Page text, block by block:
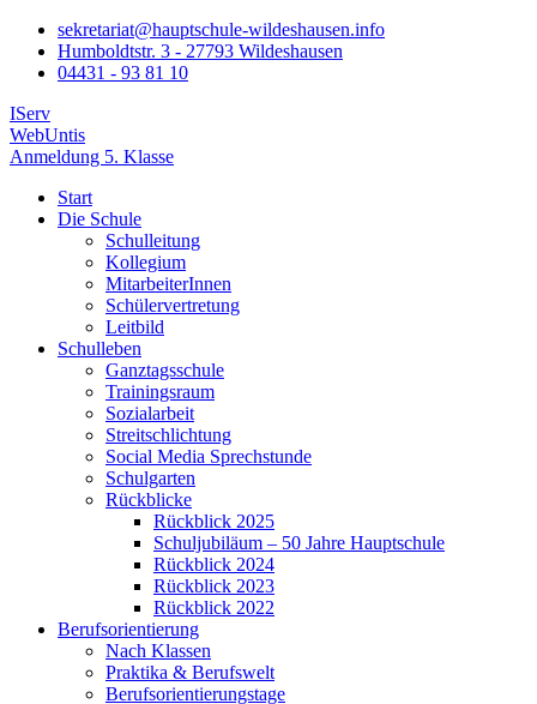
sekretariat@hauptschule-wildeshausen.info
Humboldtstr. 3 - 27793 Wildeshausen
04431 - 93 81 10
IServ
WebUntis
Anmeldung 5. Klasse
Start
Die Schule
Schulleitung
Kollegium
MitarbeiterInnen
Schülervertretung
Leitbild
Schulleben
Ganztagsschule
Trainingsraum
Sozialarbeit
Streitschlichtung
Social Media Sprechstunde
Schulgarten
Rückblicke
Rückblick 2025
Schuljubiläum – 50 Jahre Hauptschule
Rückblick 2024
Rückblick 2023
Rückblick 2022
Berufsorientierung
Nach Klassen
Praktika & Berufswelt
Berufsorientierungstage